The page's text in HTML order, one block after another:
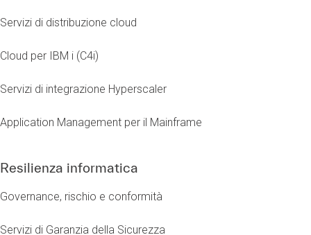
Servizi di distribuzione cloud
Cloud per IBM i (C4i)
Servizi di integrazione Hyperscaler
Application Management per il Mainframe
Resilienza informatica
Governance, rischio e conformità
Servizi di Garanzia della Sicurezza